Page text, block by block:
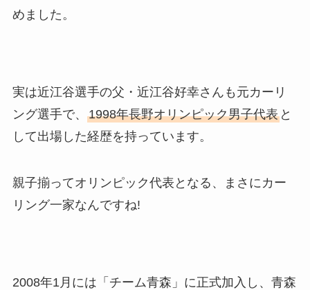
めました。
実は近江谷選手の父・近江谷好幸さんも元カーリ
ング選手で、 1998年長野オリンピック男子代表と
して出場した経歴を持っています。
親子揃ってオリンピック代表となる、まさにカー
リング一家なんですね!
2008年1月には「チーム青森」に正式加入し、青森